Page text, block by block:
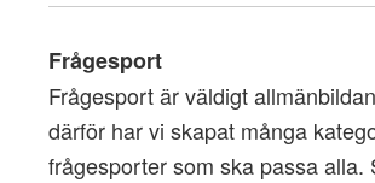
Frågesport
Frågesport är väldigt
därför har vi skapat många
frågesporter som ska passa alla.